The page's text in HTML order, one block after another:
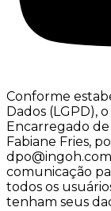
Conforme
Dados (LGPD),
Encarregado
Fabiane Fries,
comunicação
todos os
tenham seus